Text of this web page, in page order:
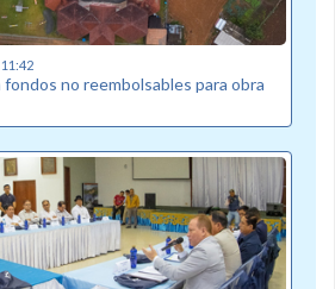
no reembolsables para obra